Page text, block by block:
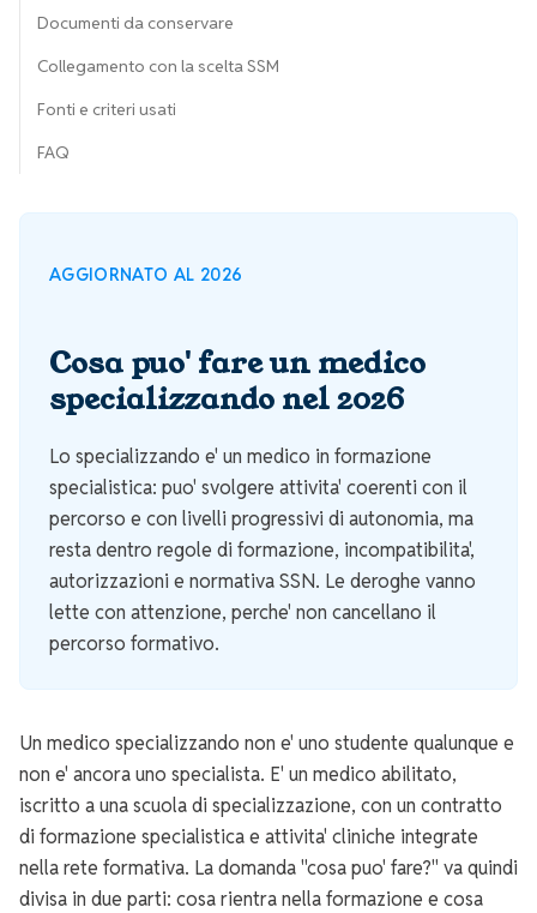
Documenti da conservare
Collegamento con la scelta SSM
Fonti e criteri usati
FAQ
AGGIORNATO AL 2026
Cosa puo' fare un medico
specializzando nel 2026
Lo specializzando e' un medico in formazione
specialistica: puo' svolgere attivita' coerenti con il
percorso e con livelli progressivi di autonomia, ma
resta dentro regole di formazione, incompatibilita',
autorizzazioni e normativa SSN. Le deroghe vanno
lette con attenzione, perche' non cancellano il
percorso formativo.
Un medico specializzando non e' uno studente qualunque e
non e' ancora uno specialista. E' un medico abilitato,
iscritto a una scuola di specializzazione, con un contratto
di formazione specialistica e attivita' cliniche integrate
nella rete formativa. La domanda "cosa puo' fare?" va quindi
divisa in due parti: cosa rientra nella formazione e cosa